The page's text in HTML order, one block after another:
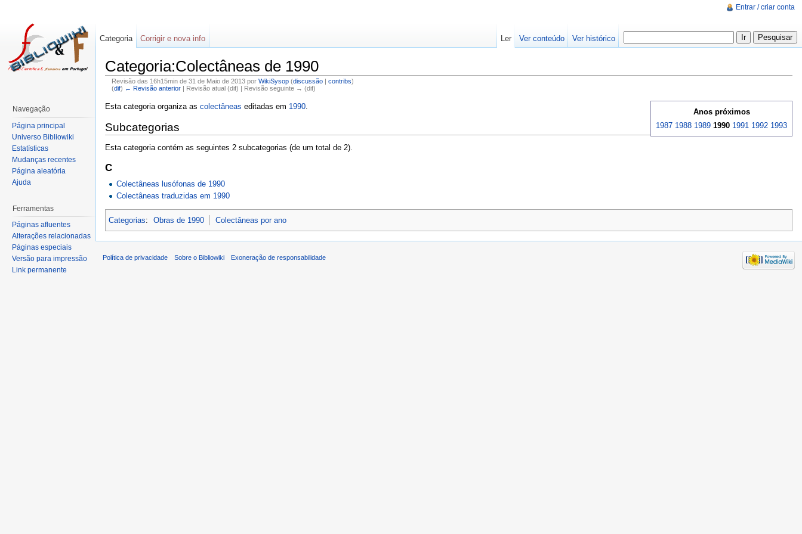
Categoria:Colectâneas de 1990
Revisão das 16h15min de 31 de Maio de 2013 por WikiSysop (discussão| contribs)
(dif) ← Revisão anterior| Revisão atual (dif) | Revisão seguinte → (dif)
Anos próximos
1987 1988 1989 1990 1991 1992 1993
Esta categoria organiza as colectâneas editadas em 1990
Subcategorias
Esta categoria contém as seguintes 2 subcategorias (de um total de 2).
C
Colectâneas lusófonas de 1990
Colectâneas traduzidas em 1990
Categorias: Obras de 1990 Colectâneas por ano
Entrar / criar conta
Categoria Corrigir e nova info Ler Ver conteúdo Ver histórico
Navegação
Página principal
Universo Bibliowiki
Estatísticas
Mudanças recentes
Página aleatória
Ajuda
Ferramentas
Páginas afluentes
Alterações relacionadas
Páginas especiais
Versão para impressão
Link permanente
Política de privacidade Sobre o Bibliowiki Exoneração de responsabilidade